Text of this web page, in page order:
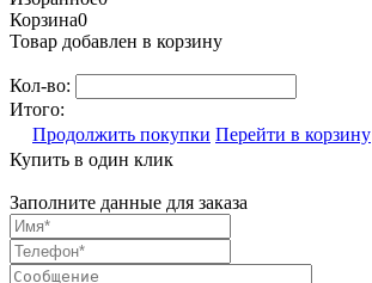
Корзина0
Товар добавлен в корзину
Кол-во:
Итого:
Продолжить покупки Перейти в корзину
Купить в один клик
Заполните данные для заказа